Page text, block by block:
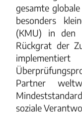
gesamte
besonders
(KMU) in den
Rückgrat der
Partner
soziale